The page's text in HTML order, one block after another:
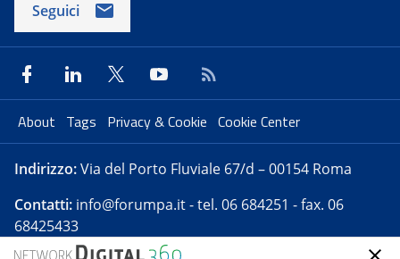
Seguici
About Tags Privacy & Cookie Cookie Center
Indirizzo:Via del Porto Fluviale 67/d – 00154 Roma
Contatti: info@forumpa.it- tel. 06 684251 - fax. 06
68425433